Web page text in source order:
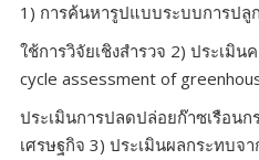
1) การค้นหารูปแบบระบบการป
ใช้การวิจัยเชิงสำรวจ 2) ประเมิ
cycle assessment of
ประเมินการปลดปล่อยก๊าซเรือน
เศรษฐกิจ 3) ประเมินผลกระทบจ